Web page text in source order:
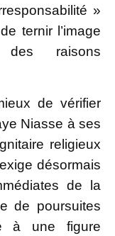
»
ternir l’image
raisons
de vérifier
Niasse à ses
religieux
désormais
de la
de poursuites
à une figure